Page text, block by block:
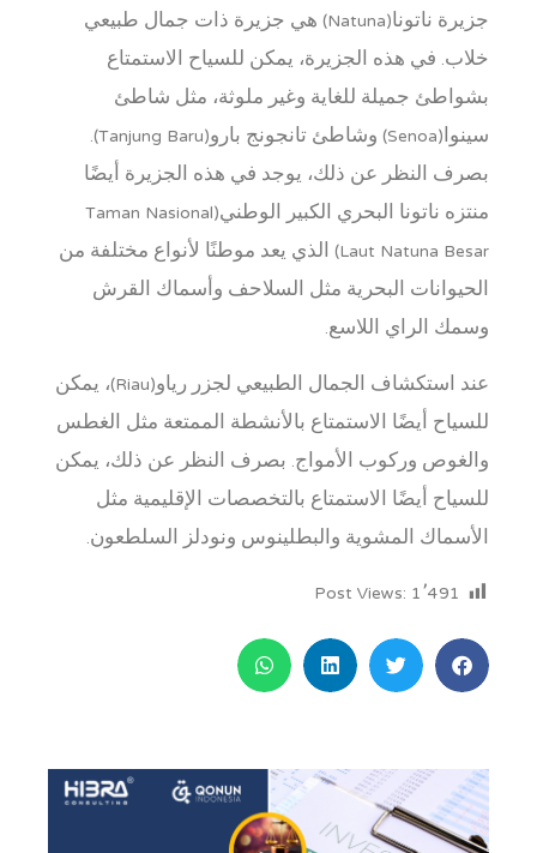
جزيرة ناتونا(Natuna) هي جزيرة ذات جمال طبيعي
خلاب. في هذه الجزيرة، يمكن للسياح الاستمتاع
بشواطئ جميلة للغاية وغير ملوثة، مثل شاطئ
سينوا(Senoa) وشاطئ تانجونج بارو(Tanjung Baru).
بصرف النظر عن ذلك، يوجد في هذه الجزيرة أيضًا
منتزه ناتونا البحري الكبير الوطني(Taman Nasional
Laut Natuna Besar) الذي يعد موطنًا لأنواع مختلفة من
الحيوانات البحرية مثل السلاحف وأسماك القرش
وسمك الراي اللاسع.
عند استكشاف الجمال الطبيعي لجزر رياو(Riau)، يمكن
للسياح أيضًا الاستمتاع بالأنشطة الممتعة مثل الغطس
والغوص وركوب الأمواج. بصرف النظر عن ذلك، يمكن
للسياح أيضًا الاستمتاع بالتخصصات الإقليمية مثل
الأسماك المشوية والبطلينوس ونودلز السلطعون.
Post Views:1٬491